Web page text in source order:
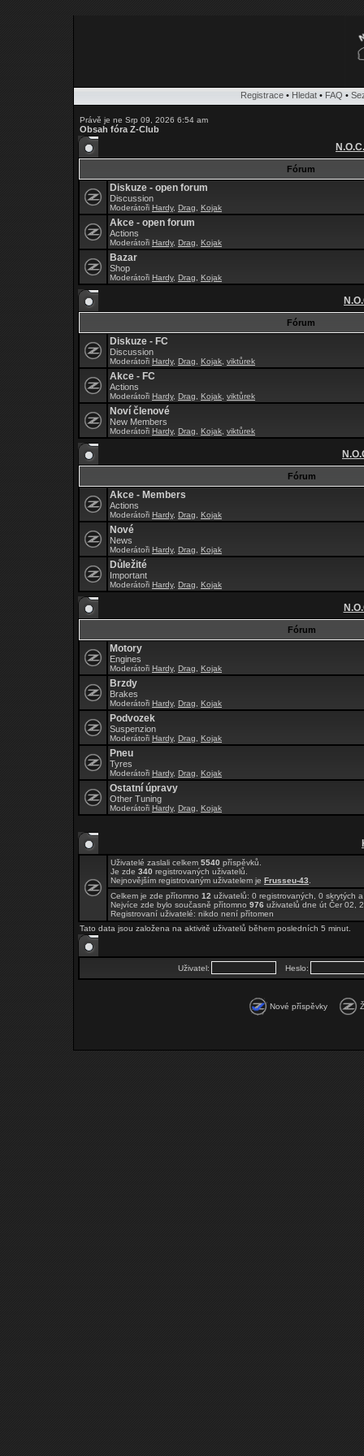
Registrace • Hledat • FAQ •
Právě je ne Srp 09, 2026 6:54 am
Obsah fóra Z-Club
Fórum
Diskuze - open forum
Discussion
Moderátoři Hardy, Drag Kojak
Akce - open forum
Actions
Moderátoři Hardy, Drag Kojak
Bazar
Shop
Moderátoři Hardy, Drag Kojak
Fórum
Diskuze - FC
Discussion
Moderátoři Hardy, Drag Kojak viktůrek
Akce - FC
Actions
Moderátoři Hardy, Drag Kojak viktůrek
Noví členové
New Members
Moderátoři Hardy, Drag Kojak viktůrek
Fórum
Akce - Members
Actions
Moderátoři Hardy, Drag Kojak
Nové
News
Moderátoři Hardy, Drag Kojak
Důležité
Important
Moderátoři Hardy, Drag Kojak
Fórum
Motory
Engines
Moderátoři Hardy, Drag Kojak
Brzdy
Brakes
Moderátoři Hardy, Drag Kojak
Podvozek
Suspenzion
Moderátoři Hardy, Drag Kojak
Pneu
Tyres
Moderátoři Hardy, Drag Kojak
Ostatní úpravy
Other Tuning
Moderátoři Hardy, Drag Kojak
Uživatelé zaslali celkem 5540 příspěvků.
Je zde 340 registrovaných uživatelů.
Nejnovějším registrovaným uživatelem je Frusseu-43
Celkem je zde přítomno 12 uživatelů: 0 registrovaných, 0
Nejvíce zde bylo současně přítomno 976 uživatelů dne út Čer 02,
Registrovaní uživatelé: nikdo není přítomen
Tato data jsou založena na aktivitě uživatelů během posledních 5 minut.
Uživatel: Heslo:
Nové příspěvky